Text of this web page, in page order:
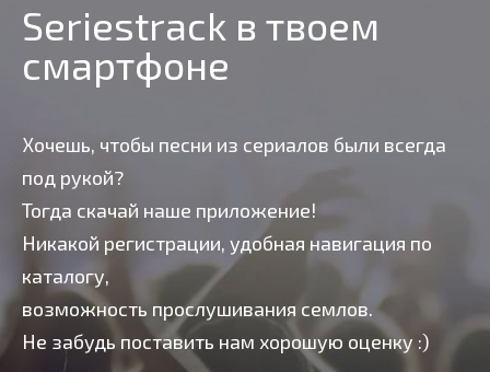
Seriestrack в твоем
смартфоне
Хочешь, чтобы песни из сериалов были всегда
под рукой?
Тогда скачай наше приложение!
Никакой регистрации, удобная навигация по
каталогу,
возможность прослушивания семлов.
Не забудь поставить нам хорошую оценку :)